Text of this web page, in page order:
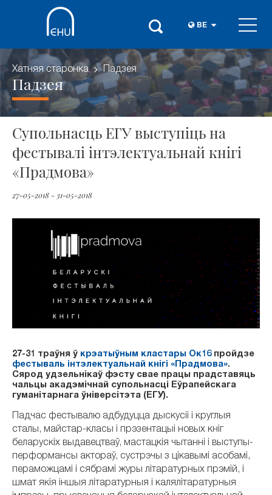
BE
Хатняя старонка Падзея
Падзея
Супольнасць ЕГУ выступіць на
фестывалі інтэлектуальнай кнігі
«Прадмова»
27-05-2018 - 31-05-2018
27-31 траўня ў крэатыўным кластары Ок16пройдзе
фестываль інтэлектуальнай кнігі «Прадмова».
Сярод удзельнікаў фэсту свае працы прадставяць
чальцы акадэмічнай супольнасці Еўрапейскага
гуманітарнага ўніверсітэта (ЕГУ).
Падчас фестывалю адбудуцца дыскусіі і круглыя
сталы, майстар-класы і прэзентацыі новых кніг
беларускіх выдавецтваў, мастацкія чытанні і выступы-
перформансы актораў, сустрэчы з цікавымі асобамі,
пераможцамі і сябрамі журы літаратурных прэмій, і
шмат якія іншыя літаратурныя і калялітаратурныя